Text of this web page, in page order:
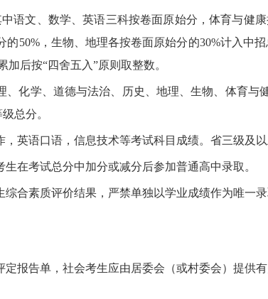
文、数学、英语三科按卷面原始分，体育与健
的50%，生物、地理各按卷面原始分的30%计入中
后按“四舍五入”原则取整数。
学、道德与法治、历史、地理、生物、体育与
总分。
语口语，信息技术等考试科目成绩。省三级及以
考试总分中加分或减分后参加普通高中录取。
素质评价结果，严禁单独以学业成绩作为唯一
告单，社会考生应由居委会（或村委会）提供有